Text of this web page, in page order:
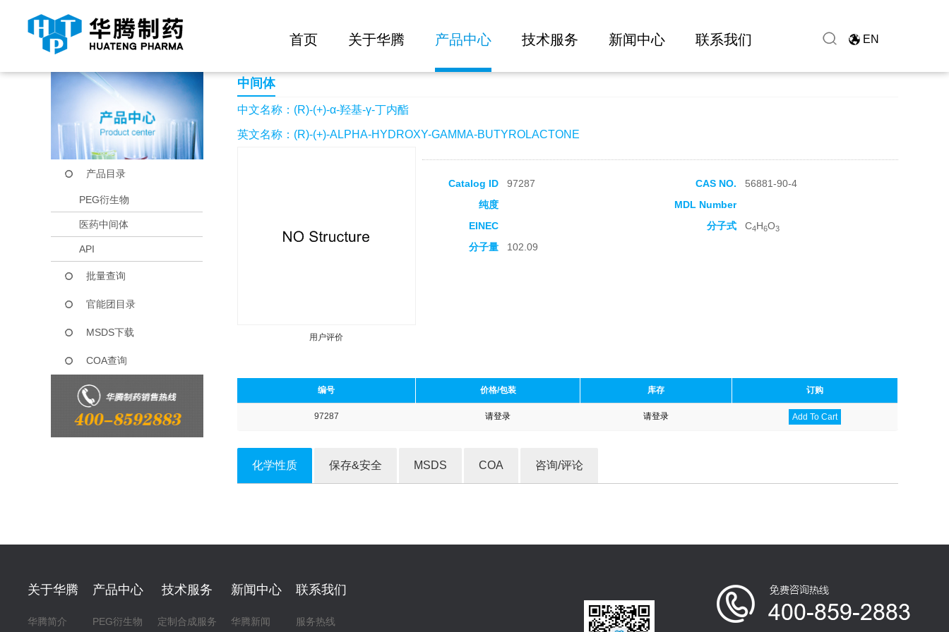
首页 关于华腾 产品中心 技术服务 新闻中心 联系我们 EN
当前位置： 首页 产品中心 (R)-(+)-α-羟基-γ-丁内酯
产品目录
PEG衍生物
医药中间体
API
批量查询
官能团目录
MSDS下载
COA查询
中间体
中文名称：(R)-(+)-α-羟基-γ-丁内酯
英文名称：(R)-(+)-ALPHA-HYDROXY-GAMMA-BUTYROLACTONE
用户评价
Catalog ID 97287 CAS NO.
56881-90-4
纯度
MDL Number
EINEC
分子式 C4H6O3
分子量 102.09
编号 价格/包装 库存 订购
97287 请登录 请登录 Add To Cart
化学性质 保存&安全 MSDS COA 咨询/评论
关于华腾
华腾简介
产品中心
PEG衍生物
技术服务
定制合成服务
新闻中心
华腾新闻
联系我们
服务热线